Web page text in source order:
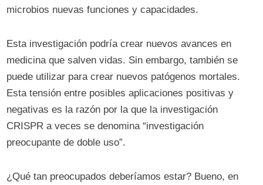
microbios nuevas funciones y capacidades.
Esta investigación podría crear nuevos avances en
medicina que salven vidas. Sin embargo, también se
puede utilizar para crear nuevos patógenos mortales.
Esta tensión entre posibles aplicaciones positivas y
negativas es la razón por la que la investigación
CRISPR a veces se denomina “investigación
preocupante de doble uso”.
¿Qué tan preocupados deberíamos estar? Bueno, en